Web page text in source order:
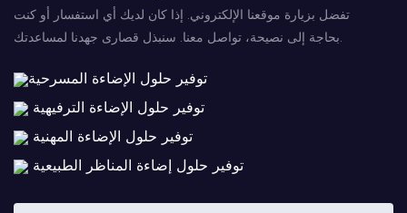
تفضل بزيارة موقعنا الإلكتروني. إذا كان لديك أي استفسار أو كنت
بحاجة إلى نصيحة، تواصل معنا. سنبذل قصارى جهدنا لمساعدتك.
توفير حلول الإضاءة المسرحية
توفير حلول الإضاءة الترفيهية
توفير حلول الإضاءة المهنية
توفير حلول إضاءة المناظر الطبيعية